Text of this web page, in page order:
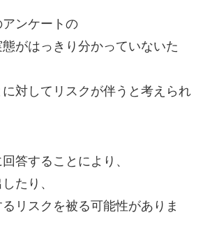
ンケートの
がはっきり分かっていないた
対してリスクが伴うと考えられ
答することにより、
たり、
リスクを被る可能性がありま